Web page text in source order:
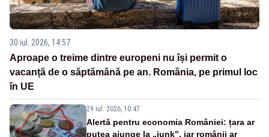
30 iul. 2026, 14:57
Aproape o treime dintre europeni nu își permit o
vacanță de o săptămână pe an. România, pe primul loc
în UE
29 iul. 2026, 10:47
Alertă pentru economia României: țara ar
putea ajunge la „junk”, iar românii ar